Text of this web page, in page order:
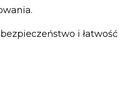
i łatwość